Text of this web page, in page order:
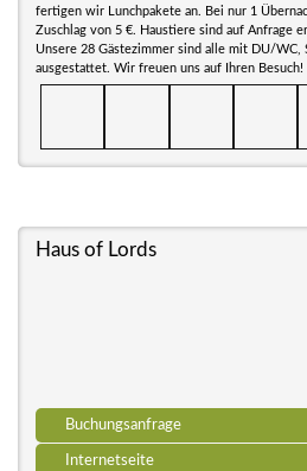
fertigen wir Lunchpakete an. Bei nur 1
Zuschlag von 5 €. Haustiere sind auf Anfrage
Unsere 28 Gästezimmer sind alle mit DU/WC,
ausgestattet. Wir freuen uns auf Ihren Besuch!
Haus of Lords
Buchungsanfrage
Internetseite